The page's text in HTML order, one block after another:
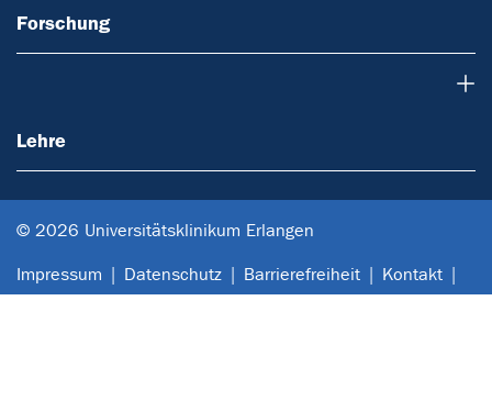
Forschung
Lehre
© 2026 Universitätsklinikum Erlangen
Impressum Datenschutz Barrierefreiheit
Kontakt